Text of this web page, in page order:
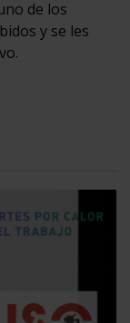
de los
y se les